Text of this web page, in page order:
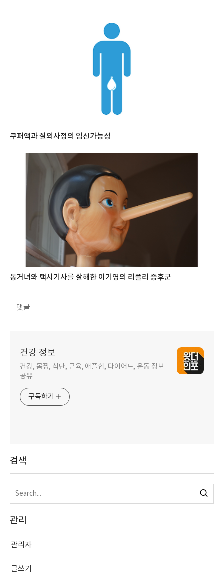
쿠퍼액과 질외사정의 임신가능성
동거녀와 택시기사를 살해한 이기영의 리플리 증후군
댓글
건강 정보
건강, 몸짱, 식단, 근육, 애플힙, 다이어트, 운동 정보
공유
구독하기
검색
관리
관리자
글쓰기